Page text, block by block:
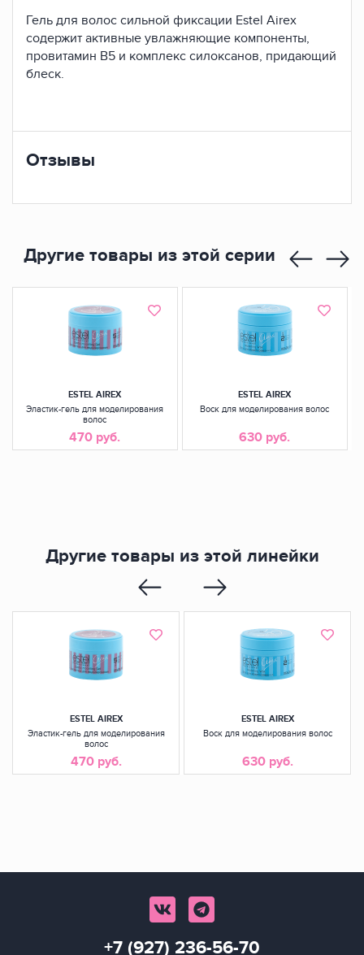
Гель для волос сильной фиксации Estel Airex
cодержит активные увлажняющие компоненты,
провитамин В5 и комплекс силоксанов, придающий
блеск.
Отзывы
Другие товары из этой серии
ESTEL AIREX
Эластик-гель для моделирования
волос
470 руб.
ESTEL AIREX
Воск для моделирования волос
630 руб.
Другие товары из этой линейки
ESTEL AIREX
Эластик-гель для моделирования
волос
470 руб.
ESTEL AIREX
Воск для моделирования волос
630 руб.
+7 (927) 236-56-70